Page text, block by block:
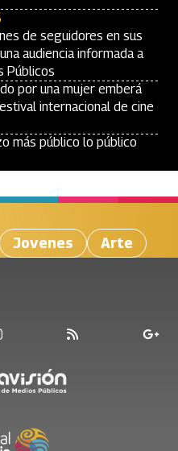
de seguidores en sus
audiencia informada a
Públicos
por una mujer emberá
internacional de cine
más público lo público
Jovenes Arte